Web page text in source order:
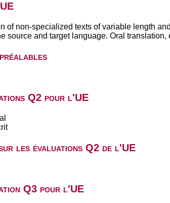
of non-specialized texts of variable length
source and target language. Oral
Q2 pour l'UE
les évaluations Q2 de l'UE
Q3 pour l'UE